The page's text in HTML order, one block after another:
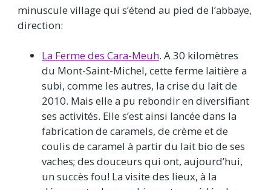
minuscule village qui s’étend au pied de l’abbaye,
direction:
La Ferme des Cara-Meuh. A 30 kilomètres
du Mont-Saint-Michel, cette ferme laitière a
subi, comme les autres, la crise du lait de
2010. Mais elle a pu rebondir en diversifiant
ses activités. Elle s’est ainsi lancée dans la
fabrication de caramels, de crème et de
coulis de caramel à partir du lait bio de ses
vaches; des douceurs qui ont, aujourd’hui,
un succès fou! La visite des lieux, à la